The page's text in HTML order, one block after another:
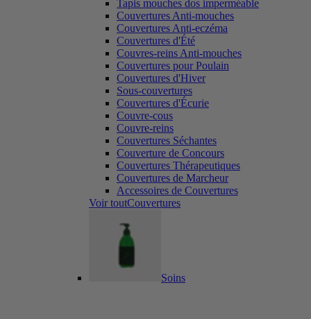
Tapis mouches dos imperméable
Couvertures Anti-mouches
Couvertures Anti-eczéma
Couvertures d'Été
Couvres-reins Anti-mouches
Couvertures pour Poulain
Couvertures d'Hiver
Sous-couvertures
Couvertures d'Écurie
Couvre-cous
Couvre-reins
Couvertures Séchantes
Couverture de Concours
Couvertures Thérapeutiques
Couvertures de Marcheur
Accessoires de Couvertures
Voir toutCouvertures
Soins